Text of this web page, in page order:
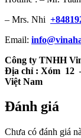
– Mrs. Nhi
Email:
Công ty TNHH
Địa chỉ : Xóm 12
Việt Nam
Đánh giá
Chưa có đánh giá